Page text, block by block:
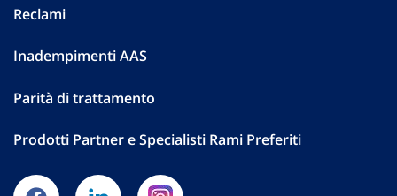
Reclami
Inadempimenti AAS
Parità di trattamento
Prodotti Partner e Specialisti Rami Preferiti